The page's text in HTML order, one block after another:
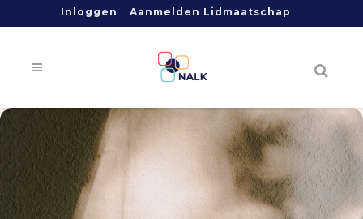
Inloggen Aanmelden Lidmaatschap